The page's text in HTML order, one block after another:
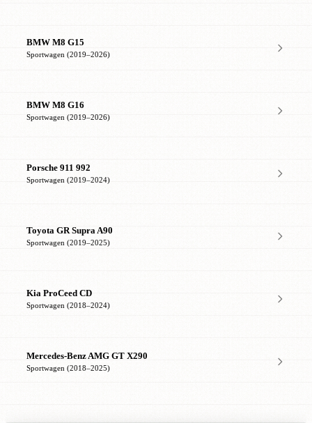
BMW M8 G15
Sportwagen (2019–2026)
BMW M8 G16
Sportwagen (2019–2026)
Porsche 911 992
Sportwagen (2019–2024)
Toyota GR Supra A90
Sportwagen (2019–2025)
Kia ProCeed CD
Sportwagen (2018–2024)
Mercedes-Benz AMG GT X290
Sportwagen (2018–2025)